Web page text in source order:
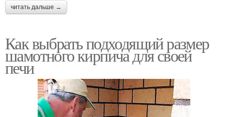
читать дальше →
Как выбрать подходящий размер
шамотного кирпича для своей
печи